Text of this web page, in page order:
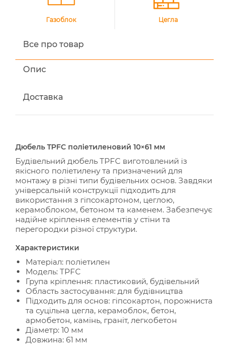
Газоблок Цегла
Все про товар
Опис
Доставка
Дюбель TPFC поліетиленовий 10×61 мм
Будівельний дюбель TPFC виготовлений із
якісного поліетилену та призначений для
монтажу в різні типи будівельних основ. Завдяки
універсальній конструкції підходить для
використання з гіпсокартоном, цеглою,
керамоблоком, бетоном та каменем. Забезпечує
надійне кріплення елементів у стіни та
перегородки різної структури.
Характеристики
Матеріал: поліетилен
Модель: TPFC
Група кріплення: пластиковий, будівельний
Область застосування: для будівництва
Підходить для основ: гіпсокартон, порожниста
та суцільна цегла, керамоблок, бетон,
армобетон, камінь, граніт, легкобетон
Діаметр: 10 мм
Довжина: 61 мм